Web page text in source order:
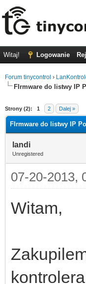
Witaj! Logowanie
Forum tinycontrol ›
FIrmware do listwy IP
Strony (2): 1 2 Dalej »
FIrmware do listwy IP
landi
Unregistered
07-20-2013,
Witam,